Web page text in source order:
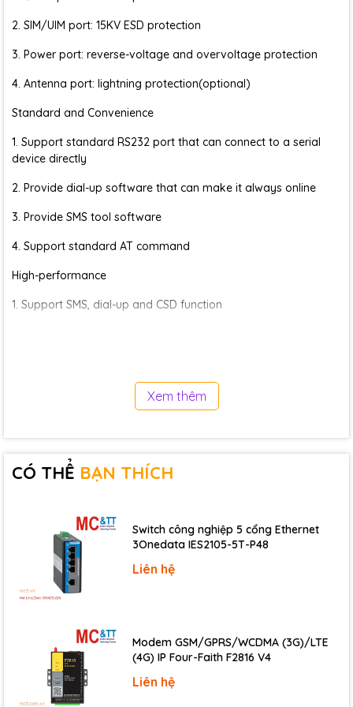
2. SIM/UIM port: 15KV ESD protection
3. Power port: reverse-voltage and overvoltage protection
4. Antenna port: lightning protection(optional)
Standard and Convenience
1. Support standard RS232 port that can connect to a serial
device directly
2. Provide dial-up software that can make it always online
3. Provide SMS tool software
4. Support standard AT command
High-performance
1. Support SMS, dial-up and CSD function
Cellular
Module
Compliant to GSM phase 2/2+
GPRS class 10, class 12(optional)
Bandwidth
85.6Kbps
TX power
sensitivity
<-107dBm
Interface type
Xem thêm
CÓ THỂ BẠN THÍCH
Switch công nghiệp 5 cổng Ethernet
3Onedata IES2105-5T-P48
Liên hệ
Modem GSM/GPRS/WCDMA (3G)/LTE
(4G) IP Four-Faith F2816 V4
Liên hệ